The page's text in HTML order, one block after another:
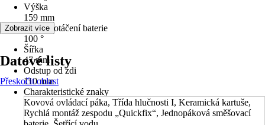
Výška
159 mm
Rozsah otáčení baterie
100 °
Šířka
47 mm
Odstup od zdi
110 mm
Charakteristické znaky
Kovová ovládací páka, Třída hlučnosti I, Keramická kartuše,
Rychlá montáž zespodu „Quickfix“, Jednopáková směšovací
Zobrazit více
Datové listy
Přeskočit oblast